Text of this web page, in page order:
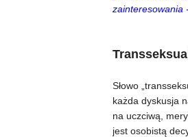
zainteresowania
Słowo
każda dyskusja
na uczciwą,
jest osobistą